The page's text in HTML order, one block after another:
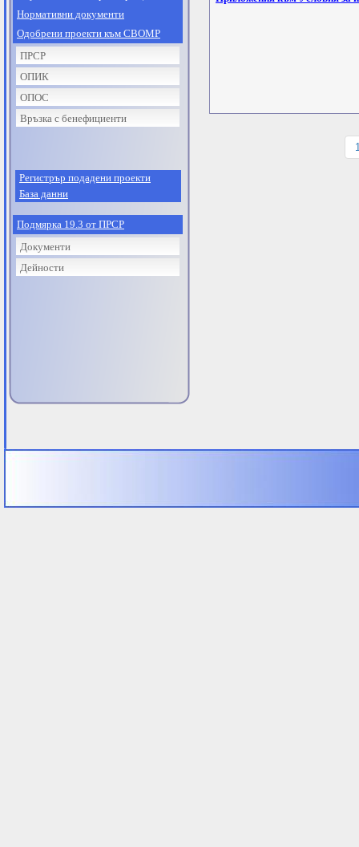
Регистрър подадени проекти
База данни
Подмярка 19.3 от ПРСР
Документи
Дейности
Нормативни документи
Одобрени проекти към СВОМР
ПРСР
ОПИК
ОПОС
Връзка с бенефициенти